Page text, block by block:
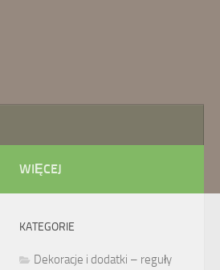
WIĘCEJ
KATEGORIE
Dekoracje i dodatki – reguły